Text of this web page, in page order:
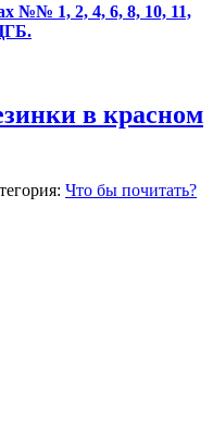
№№ 1, 2, 4, 6, 8, 10, 11,
в красном
Что бы почитать?